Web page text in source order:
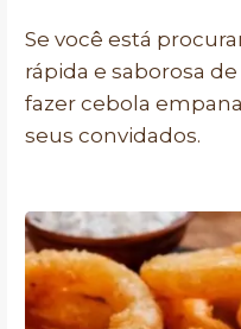
Se você está
rápida e saborosa
fazer cebola
seus convidados.